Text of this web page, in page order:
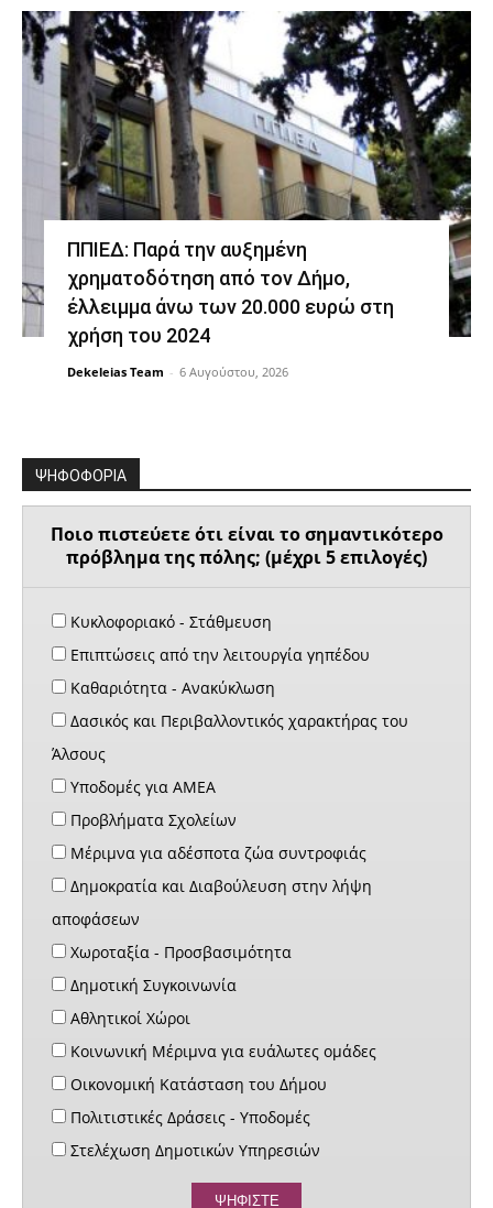
ΠΠΙΕΔ: Παρά την αυξημένη
χρηματοδότηση από τον Δήμο,
έλλειμμα άνω των 20.000 ευρώ στη
χρήση του 2024
Dekeleias Team - 6 Αυγούστου, 2026
ΨΗΦΟΦΟΡΙΑ
Ποιο πιστεύετε ότι είναι το σημαντικότερο
πρόβλημα της πόλης; (μέχρι 5 επιλογές)
Κυκλοφοριακό - Στάθμευση
Επιπτώσεις από την λειτουργία γηπέδου
Καθαριότητα - Ανακύκλωση
Δασικός και Περιβαλλοντικός χαρακτήρας του
Άλσους
Υποδομές για ΑΜΕΑ
Προβλήματα Σχολείων
Μέριμνα για αδέσποτα ζώα συντροφιάς
Δημοκρατία και Διαβούλευση στην λήψη
αποφάσεων
Χωροταξία - Προσβασιμότητα
Δημοτική Συγκοινωνία
Αθλητικοί Χώροι
Κοινωνική Μέριμνα για ευάλωτες ομάδες
Οικονομική Κατάσταση του Δήμου
Πολιτιστικές Δράσεις - Υποδομές
Στελέχωση Δημοτικών Υπηρεσιών